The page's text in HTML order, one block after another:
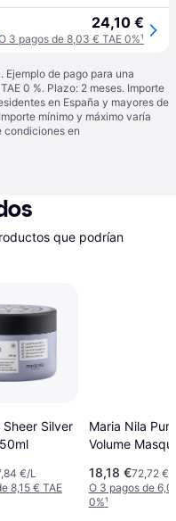
24,10 €
3 pagos de 8,03 € TAE 0%¹
de pago para una
0 %. Plazo: 2 meses. Importe
en España y mayores de
mínimo y máximo varía
condiciones en
que podrían
Sheer Silver
€/L
8,15 € TAE
Maria Nila Pure
Volume
18,18 €72,72 €/
O 3 pagos de
0%¹